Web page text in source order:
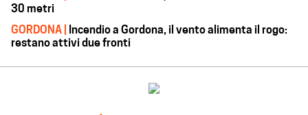
30 metri
GORDONA |
Incendio a Gordona, il vento alimenta il rogo:
restano attivi due fronti